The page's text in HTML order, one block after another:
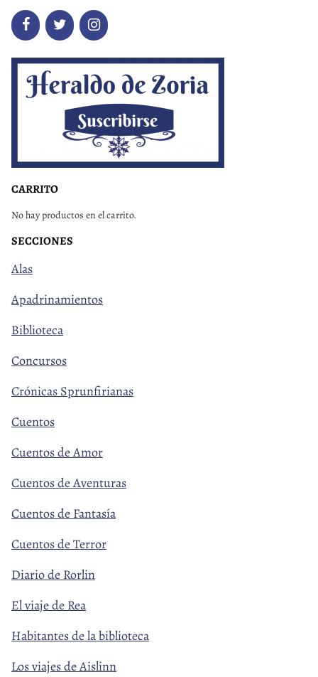
CARRITO
No hay productos en el carrito.
SECCIONES
Alas
Apadrinamientos
Biblioteca
Concursos
Crónicas Sprunfirianas
Cuentos
Cuentos de Amor
Cuentos de Aventuras
Cuentos de Fantasía
Cuentos de Terror
Diario de Rorlin
El viaje de Rea
Habitantes de la biblioteca
Los viajes de Aislinn